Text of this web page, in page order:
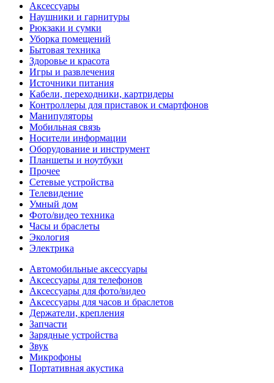
Аксессуары
Наушники и гарнитуры
Рюкзаки и сумки
Уборка помещений
Бытовая техника
Здоровье и красота
Игры и развлечения
Источники питания
Кабели, переходники, картридеры
Контроллеры для приставок и смартфонов
Манипуляторы
Мобильная связь
Носители информации
Оборудование и инструмент
Планшеты и ноутбуки
Прочее
Сетевые устройства
Телевидение
Умный дом
Фото/видео техника
Часы и браслеты
Экология
Электрика
Автомобильные аксессуары
Аксессуары для телефонов
Аксессуары для фото/видео
Аксессуары для часов и браслетов
Держатели, крепления
Запчасти
Зарядные устройства
Звук
Микрофоны
Портативная акустика